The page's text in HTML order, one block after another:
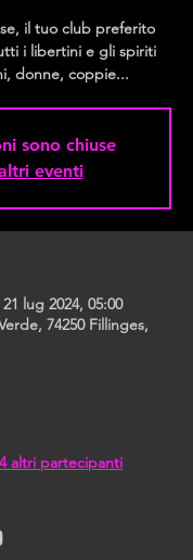
il tuo club preferito
i libertini e gli spiriti
donne, coppie...
sono chiuse
eventi
lug 2024, 05:00
74250 Fillinges,
altri partecipanti